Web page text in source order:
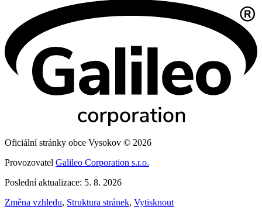
Oficiální stránky obce Vysokov © 2026
Provozovatel Galileo Corporation s.r.o.
Poslední aktualizace: 5. 8. 2026
Změna vzhledu, Struktura stránek, Vytisknout